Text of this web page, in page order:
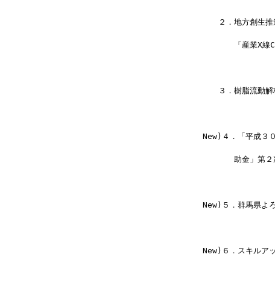
２．地方創生推進
「産業X線CT
３．樹脂流動解
New)４．「平成３
助金」第２次公
New)５．群馬県よ
New)６．スキルア